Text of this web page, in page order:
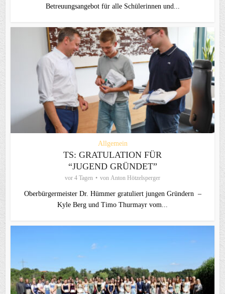
Betreuungsangebot für alle Schülerinnen und...
Allgemein
TS: GRATULATION FÜR
“JUGEND GRÜNDET”
vor 4 Tagen von Anton Hötzelsperger
Oberbürgermeister Dr. Hümmer gratuliert jungen Gründern –
Kyle Berg und Timo Thurmayr vom...